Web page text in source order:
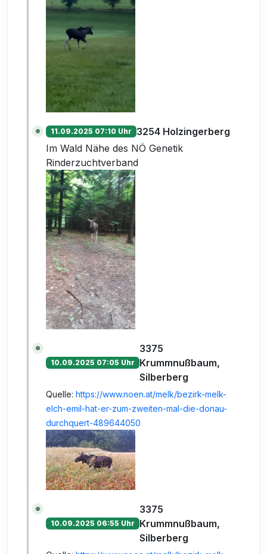
11.09.2025 07:10 Uhr 3254 Holzingerberg
Im Wald Nähe des NÖ Genetik
Rinderzuchtverband
10.09.2025 07:05 Uhr
3375
Krummnußbaum,
Silberberg
Quelle: https://www.noen.at/melk/bezirk-melk-
elch-emil-hat-er-zum-zweiten-mal-die-donau-
durchquert-489644050
10.09.2025 06:55 Uhr
3375
Krummnußbaum,
Silberberg